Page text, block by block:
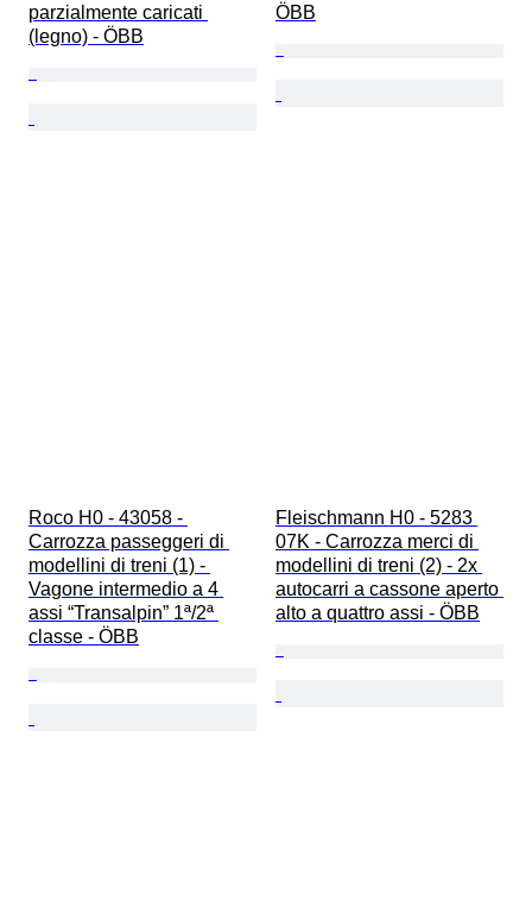
parzialmente caricati
(legno) - ÖBB
ÖBB
Roco H0 - 43058 -
Carrozza passeggeri di
modellini di treni (1) -
Vagone intermedio a 4
assi “Transalpin” 1ª/2ª
classe - ÖBB
Fleischmann H0 - 5283
07K - Carrozza merci di
modellini di treni (2) - 2x
autocarri a cassone aperto
alto a quattro assi - ÖBB